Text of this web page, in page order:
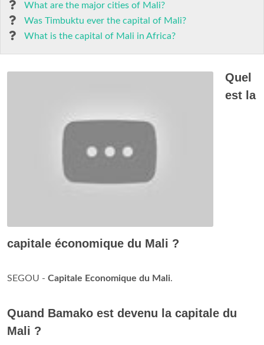
What are the major cities of Mali?
Was Timbuktu ever the capital of Mali?
What is the capital of Mali in Africa?
Quel
est la
capitale économique du Mali ?
SEGOU - Capitale Economique du Mali.
Quand Bamako est devenu la capitale du
Mali ?